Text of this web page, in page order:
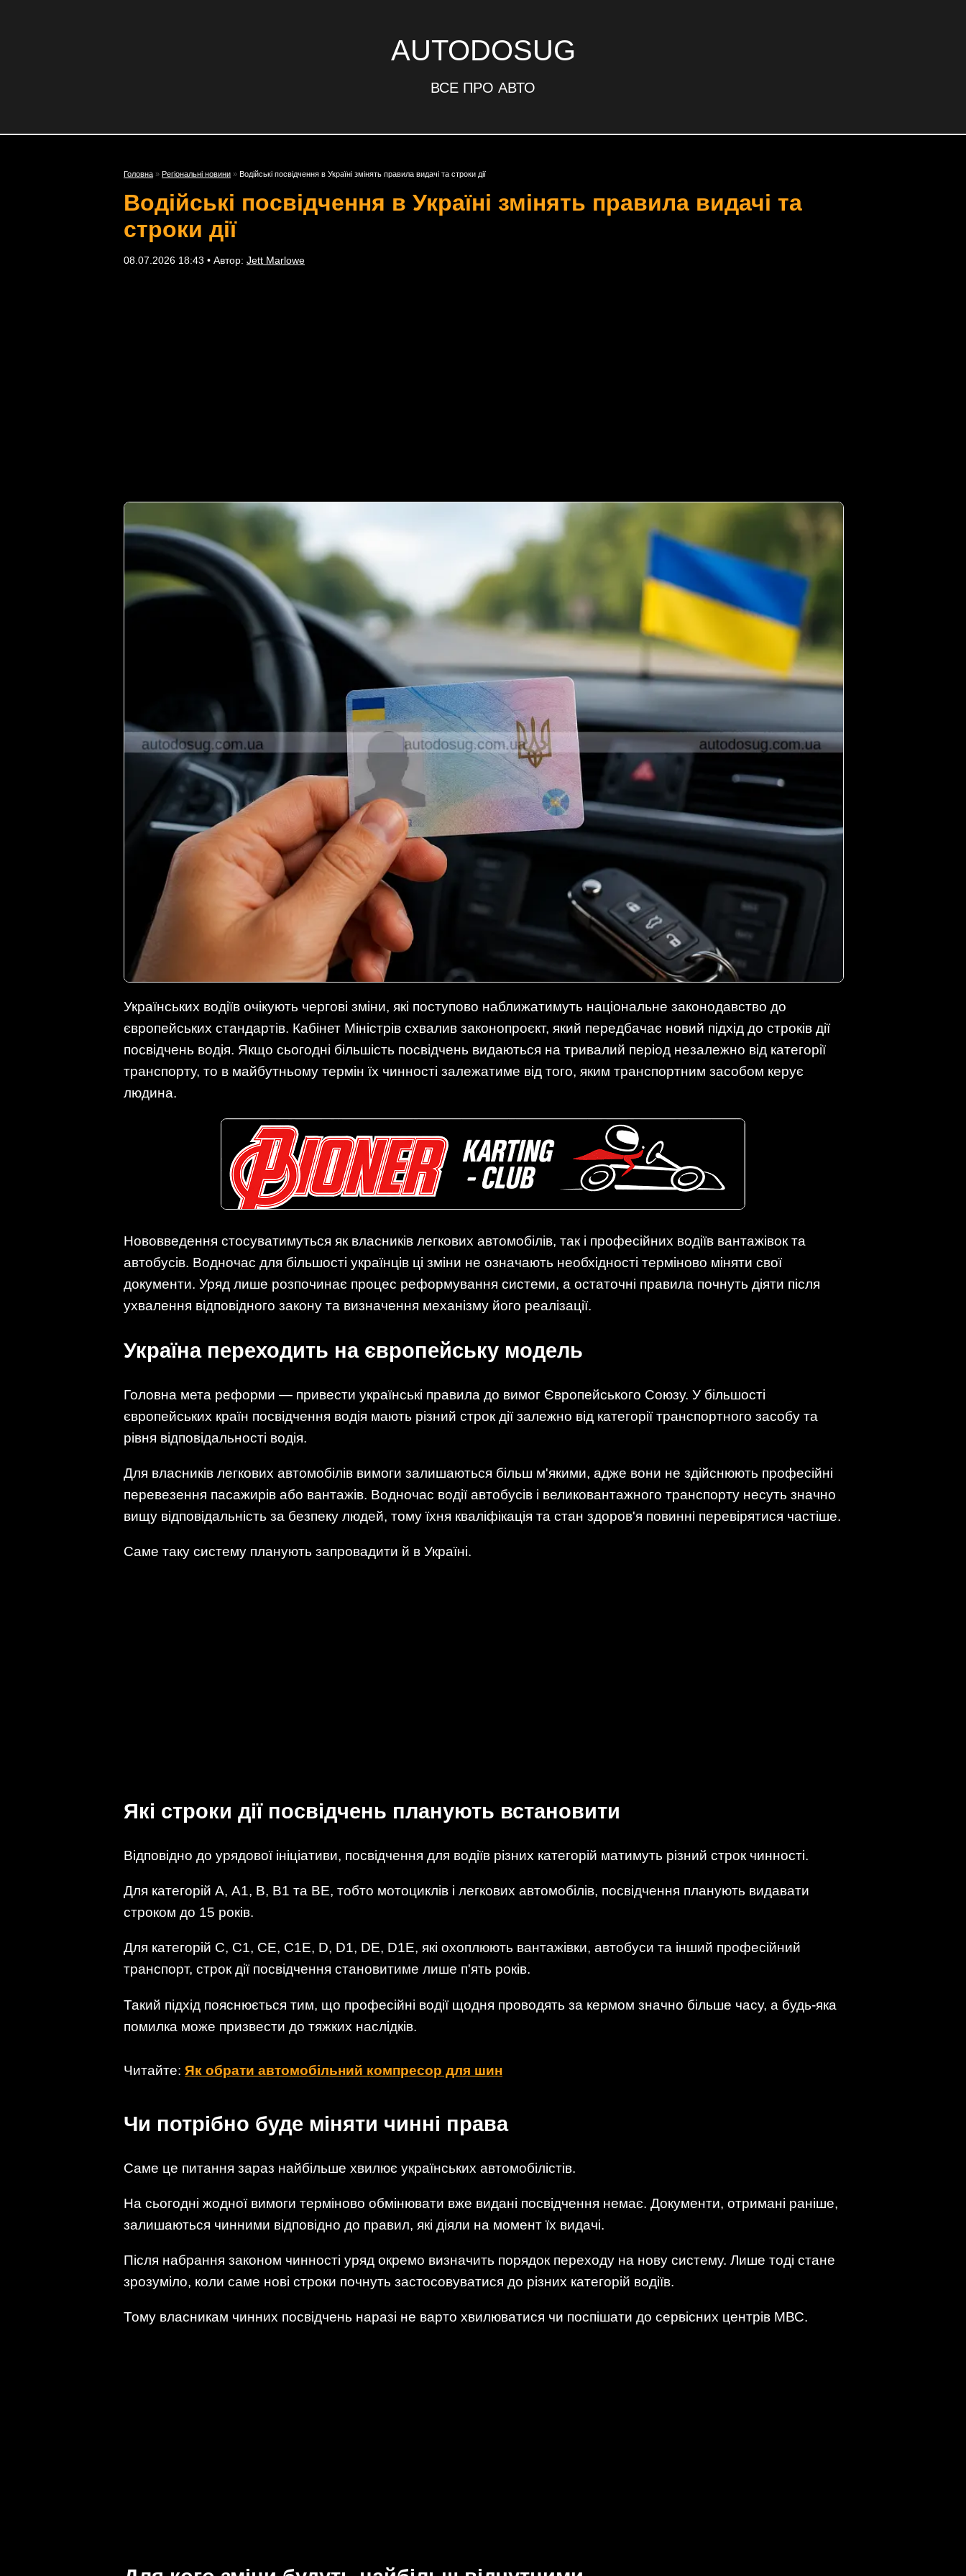
AUTODOSUG
ВСЕ ПРО АВТО
Головна » Регіональні новини » Водійські посвідчення в Україні змінять правила видачі та строки дії
Водійські посвідчення в Україні змінять правила видачі та
строки дії
08.07.2026 18:43 • Автор: Jett Marlowe
Українських водіїв очікують чергові зміни, які поступово наближатимуть національне законодавство до
європейських стандартів. Кабінет Міністрів схвалив законопроєкт, який передбачає новий підхід до строків дії
посвідчень водія. Якщо сьогодні більшість посвідчень видаються на тривалий період незалежно від категорії
транспорту, то в майбутньому термін їх чинності залежатиме від того, яким транспортним засобом керує
людина.
Нововведення стосуватимуться як власників легкових автомобілів, так і професійних водіїв вантажівок та
автобусів. Водночас для більшості українців ці зміни не означають необхідності терміново міняти свої
документи. Уряд лише розпочинає процес реформування системи, а остаточні правила почнуть діяти після
ухвалення відповідного закону та визначення механізму його реалізації.
Україна переходить на європейську модель
Головна мета реформи — привести українські правила до вимог Європейського Союзу. У більшості
європейських країн посвідчення водія мають різний строк дії залежно від категорії транспортного засобу та
рівня відповідальності водія.
Для власників легкових автомобілів вимоги залишаються більш м'якими, адже вони не здійснюють професійні
перевезення пасажирів або вантажів. Водночас водії автобусів і великовантажного транспорту несуть значно
вищу відповідальність за безпеку людей, тому їхня кваліфікація та стан здоров'я повинні перевірятися частіше.
Саме таку систему планують запровадити й в Україні.
Які строки дії посвідчень планують встановити
Відповідно до урядової ініціативи, посвідчення для водіїв різних категорій матимуть різний строк чинності.
Для категорій А, А1, В, В1 та ВЕ, тобто мотоциклів і легкових автомобілів, посвідчення планують видавати
строком до 15 років.
Для категорій С, С1, CE, C1E, D, D1, DE, D1E, які охоплюють вантажівки, автобуси та інший професійний
транспорт, строк дії посвідчення становитиме лише п'ять років.
Такий підхід пояснюється тим, що професійні водії щодня проводять за кермом значно більше часу, а будь-яка
помилка може призвести до тяжких наслідків.
Читайте: Як обрати автомобільний компресор для шин
Чи потрібно буде міняти чинні права
Саме це питання зараз найбільше хвилює українських автомобілістів.
На сьогодні жодної вимоги терміново обмінювати вже видані посвідчення немає. Документи, отримані раніше,
залишаються чинними відповідно до правил, які діяли на момент їх видачі.
Після набрання законом чинності уряд окремо визначить порядок переходу на нову систему. Лише тоді стане
зрозуміло, коли саме нові строки почнуть застосовуватися до різних категорій водіїв.
Тому власникам чинних посвідчень наразі не варто хвилюватися чи поспішати до сервісних центрів МВС.